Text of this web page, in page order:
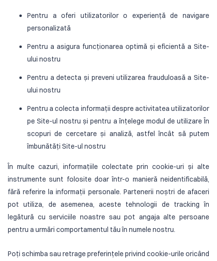
Pentru a oferi utilizatorilor o experiență de navigare
personalizată
Pentru a asigura funcționarea optimă și eficientă a Site-
ului nostru
Pentru a detecta și preveni utilizarea frauduloasă a Site-
ului nostru
Pentru a colecta informații despre activitatea utilizatorilor
pe Site-ul nostru și pentru a înțelege modul de utilizare În
scopuri de cercetare și analiză, astfel încât să putem
îmbunătăți Site-ul nostru
În multe cazuri, informațiile colectate prin cookie-uri și alte
instrumente sunt folosite doar într-o manieră neidentificabilă,
fără referire la informații personale. Partenerii noștri de afaceri
pot utiliza, de asemenea, aceste tehnologii de tracking în
legătură cu serviciile noastre sau pot angaja alte persoane
pentru a urmări comportamentul tău în numele nostru.
Poți schimba sau retrage preferințele privind cookie-urile oricând